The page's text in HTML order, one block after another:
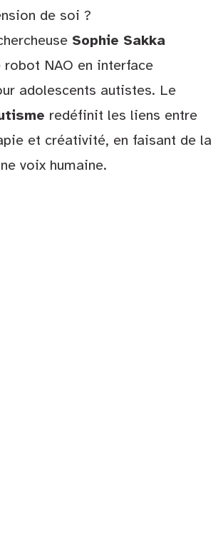
de soi ?
Sophie Sakka
NAO en interface
adolescents autistes. Le
redéfinit les liens entre
et créativité, en faisant de la
voix humaine.